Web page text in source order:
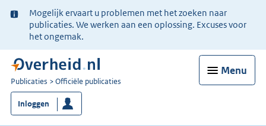
Ter
informatie:
Mogelijk ervaart u problemen met het zoeken naar
publicaties. We werken aan een oplossing. Excuses voor
het ongemak.
Menu
U
bent
nu
hier:
Publicaties Officiële publicaties
Inloggen